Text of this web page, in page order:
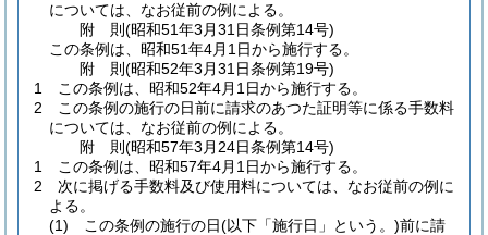
については、なお従前の例による。
附 則(昭和51年3月31日条例第14号)
この条例は、昭和51年4月1日から施行する。
附 則(昭和52年3月31日条例第19号)
1
この条例は、昭和52年4月1日から施行する。
2
この条例の施行の日前に請求のあつた証明等に係る手数料
については、なお従前の例による。
附 則(昭和57年3月24日条例第14号)
1
この条例は、昭和57年4月1日から施行する。
2
次に掲げる手数料及び使用料については、なお従前の例に
よる。
(1)
この条例の施行の日(以下「施行日」という。)前に請